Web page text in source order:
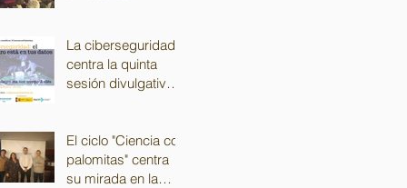
La ciberseguridad
centra la quinta
sesión divulgativa
El ciclo "Ciencia con
palomitas" centra
su mirada en la